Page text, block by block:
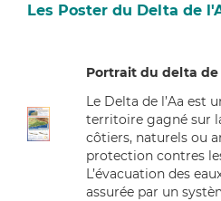
Les Poster du Delta de
Portrait du delta de
Le Delta de l’Aa est
territoire gagné sur
côtiers, naturels ou
protection contres
L’évacuation des
assurée par un